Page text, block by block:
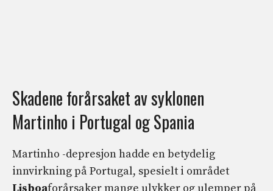
Skadene forårsaket av syklonen
Martinho i Portugal og Spania
Martinho -depresjon hadde en betydelig
innvirkning på Portugal, spesielt i området
Lisboaforårsaker mange ulykker og ulemper på